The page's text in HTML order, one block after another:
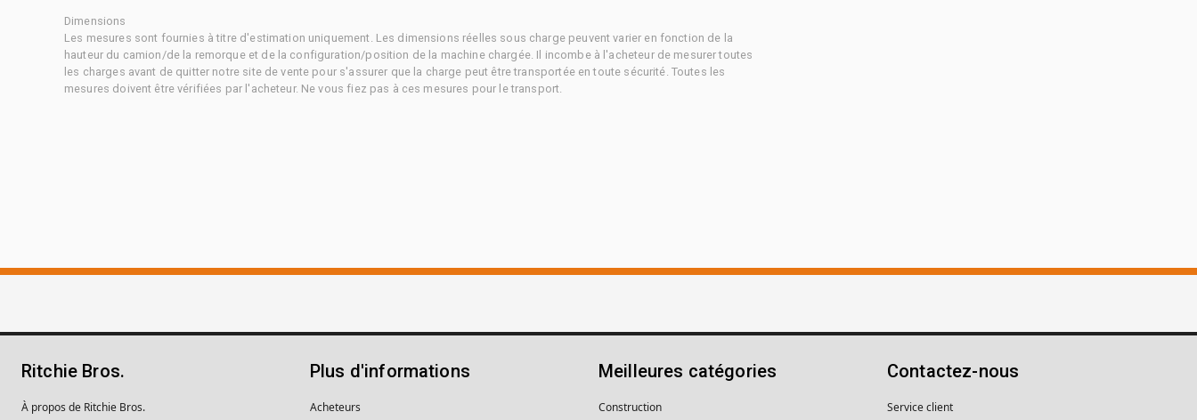
Dimensions
Les mesures sont fournies à titre d'estimation uniquement. Les dimensions réelles sous charge peuvent varier en fonction de la
hauteur du camion/de la remorque et de la configuration/position de la machine chargée. Il incombe à l'acheteur de mesurer toutes
les charges avant de quitter notre site de vente pour s'assurer que la charge peut être transportée en toute sécurité. Toutes les
mesures doivent être vérifiées par l'acheteur. Ne vous fiez pas à ces mesures pour le transport.
Ritchie Bros.
À propos de Ritchie Bros.
Plus d'informations
Acheteurs
Meilleures catégories
Construction
Contactez-nous
Service client